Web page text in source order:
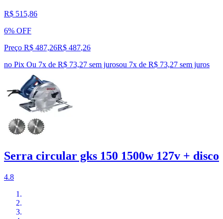
R$ 515,86
6% OFF
Preço R$ 487,26R$ 487,26
no Pix Ou 7x de R$ 73,27 sem jurosou 7x de R$ 73,27 sem juros
Serra circular gks 150 1500w 127v + disco
4.8